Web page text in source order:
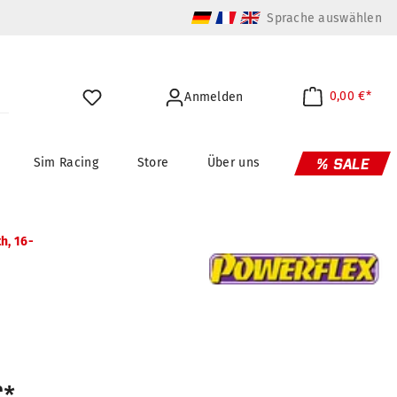
Sprache auswählen
Anmelden 0,00 €*
Sim Racing Store Über uns % SALE
16-